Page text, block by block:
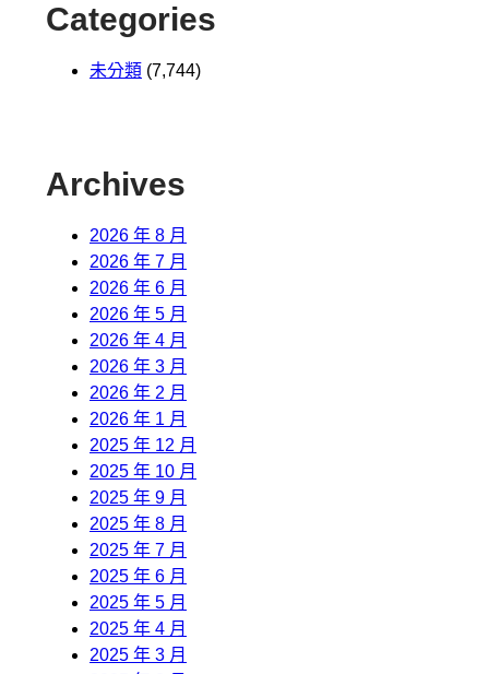
Categories
未分類 (7,744)
Archives
2026 年 8 月
2026 年 7 月
2026 年 6 月
2026 年 5 月
2026 年 4 月
2026 年 3 月
2026 年 2 月
2026 年 1 月
2025 年 12 月
2025 年 10 月
2025 年 9 月
2025 年 8 月
2025 年 7 月
2025 年 6 月
2025 年 5 月
2025 年 4 月
2025 年 3 月